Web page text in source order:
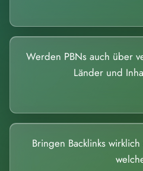
Werden PBNs auch über
Länder und
Bringen Backlinks